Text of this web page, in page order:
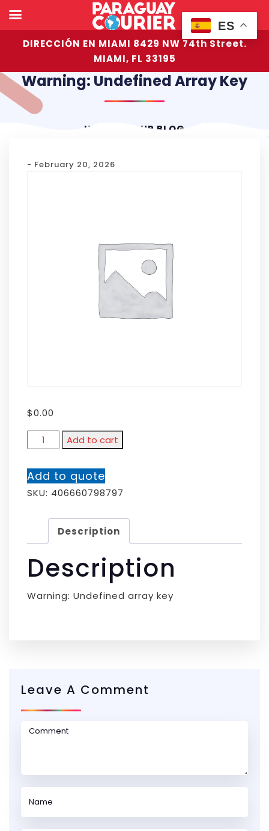
DIRECCIÓN EN MIAMI 8429 NW 74th Street.
MIAMI, FL 33195
Warning: Undefined Array Key
HOME OUR BLOG
- February 20, 2026
$0.00
Add to cart
Add to quote
SKU: 406660798797
Description
Description
Warning: Undefined array key
Leave A Comment
ES